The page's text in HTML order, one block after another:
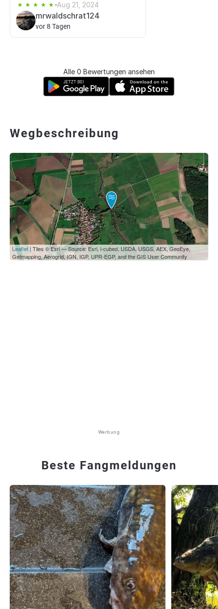
Aug 21, 2024
mrwaldschrat124
vor 8 Tagen
Alle 0 Bewertungen ansehen
Wegbeschreibung
Leaflet | Tiles © Esri — Source: Esri, i-cubed, USDA, USGS, AEX, GeoEye,
Getmapping, Aerogrid, IGN, IGP, UPR-EGP, and the GIS User Community
Werbung
Beste Fangmeldungen